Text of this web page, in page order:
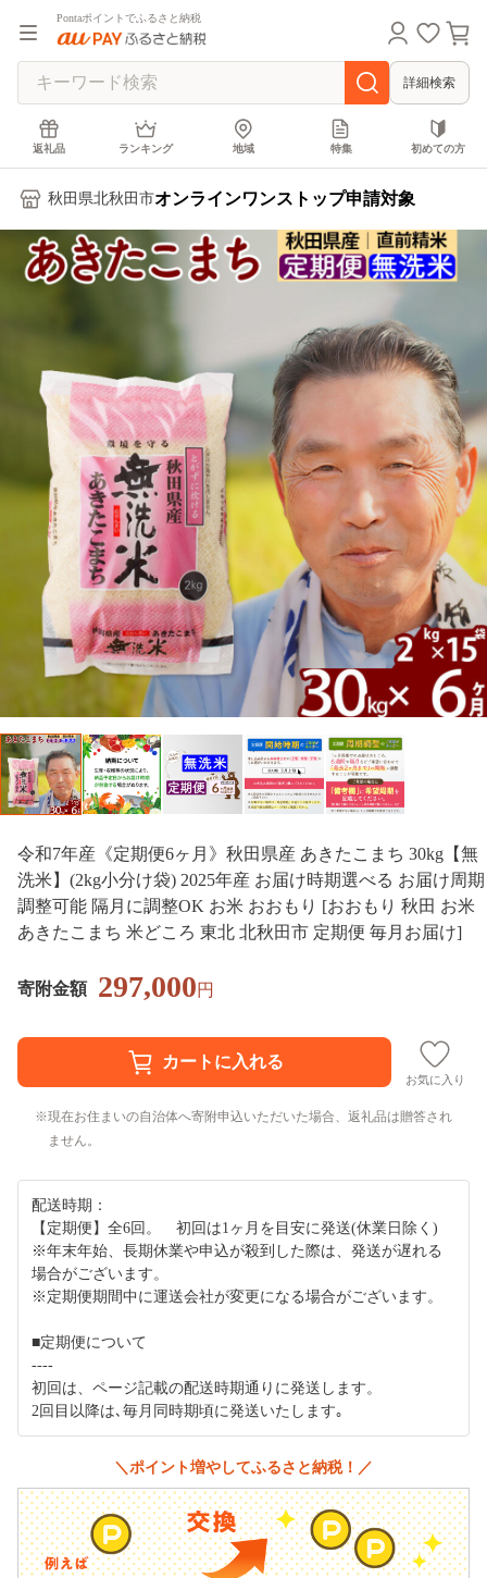
Pontaポイントでふるさと納税
詳細検索
返礼品 ランキング 地域 特集 初めての方
秋田県北秋田市オンラインワンストップ申請対象
令和7年産《定期便6ヶ月》秋田県産 あきたこまち 30kg【無
洗米】(2kg小分け袋) 2025年産 お届け時期選べる お届け周期
調整可能 隔月に調整OK お米 おおもり [おおもり 秋田 お米
あきたこまち 米どころ 東北 北秋田市 定期便 毎月お届け]
寄附金額 297,000円
お気に入り
現在お住まいの自治体へ寄附申込いただいた場合、返礼品は贈答され
ません。
配送時期：
【定期便】全6回。 初回は1ヶ月を目安に発送(休業日除く)
※年末年始、長期休業や申込が殺到した際は、発送が遅れる
場合がございます。
※定期便期間中に運送会社が変更になる場合がございます。
■定期便について
----
初回は、ページ記載の配送時期通りに発送します。
2回目以降は､毎月同時期頃に発送いたします｡
＼ポイント増やしてふるさと納税！／